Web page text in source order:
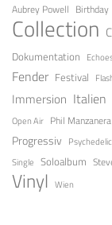
Aubrey Powell Birthday
Collection
Dokumentation
Fender Festival
Immersion Italien
Open Air Phil Manzanera
Progressiv Psychedelic
Single Soloalbum
Vinyl Wien